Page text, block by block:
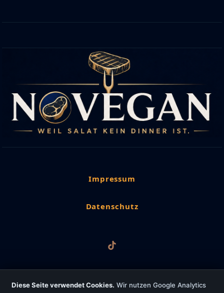
Impressum
Datenschutz
Diese Seite verwendet Cookies. Wir nutzen Google Analytics